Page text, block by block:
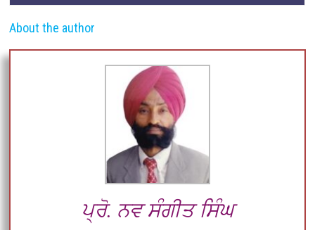
About the author
ਪ੍ਰੋ. ਨਵ ਸੰਗੀਤ ਸਿੰਘ